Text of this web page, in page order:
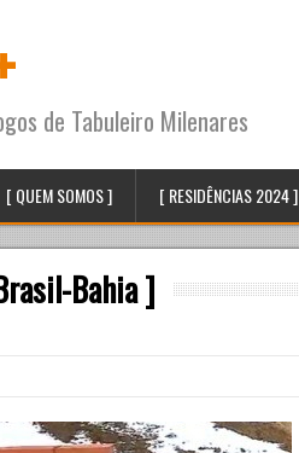
de Tabuleiro Milenares
[ QUEM SOMOS ] [ RESIDÊNCIAS 2024 ]
Bahia ]